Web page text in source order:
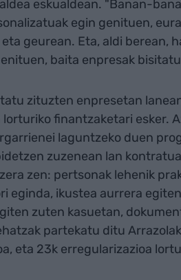
eskualdean. "Banan-
egin genituen,
geurean. Eta, aldi berean,
baita enpresak bisitatu
zituzten enpresetan
finantzaketari esker.
laguntzeko duen
zuzenean lan
zen: pertsonak lehenik
eginda, ikustea aurrera
zuten kasuetan,
partekatu ditu
eta 23k erregularizazioa